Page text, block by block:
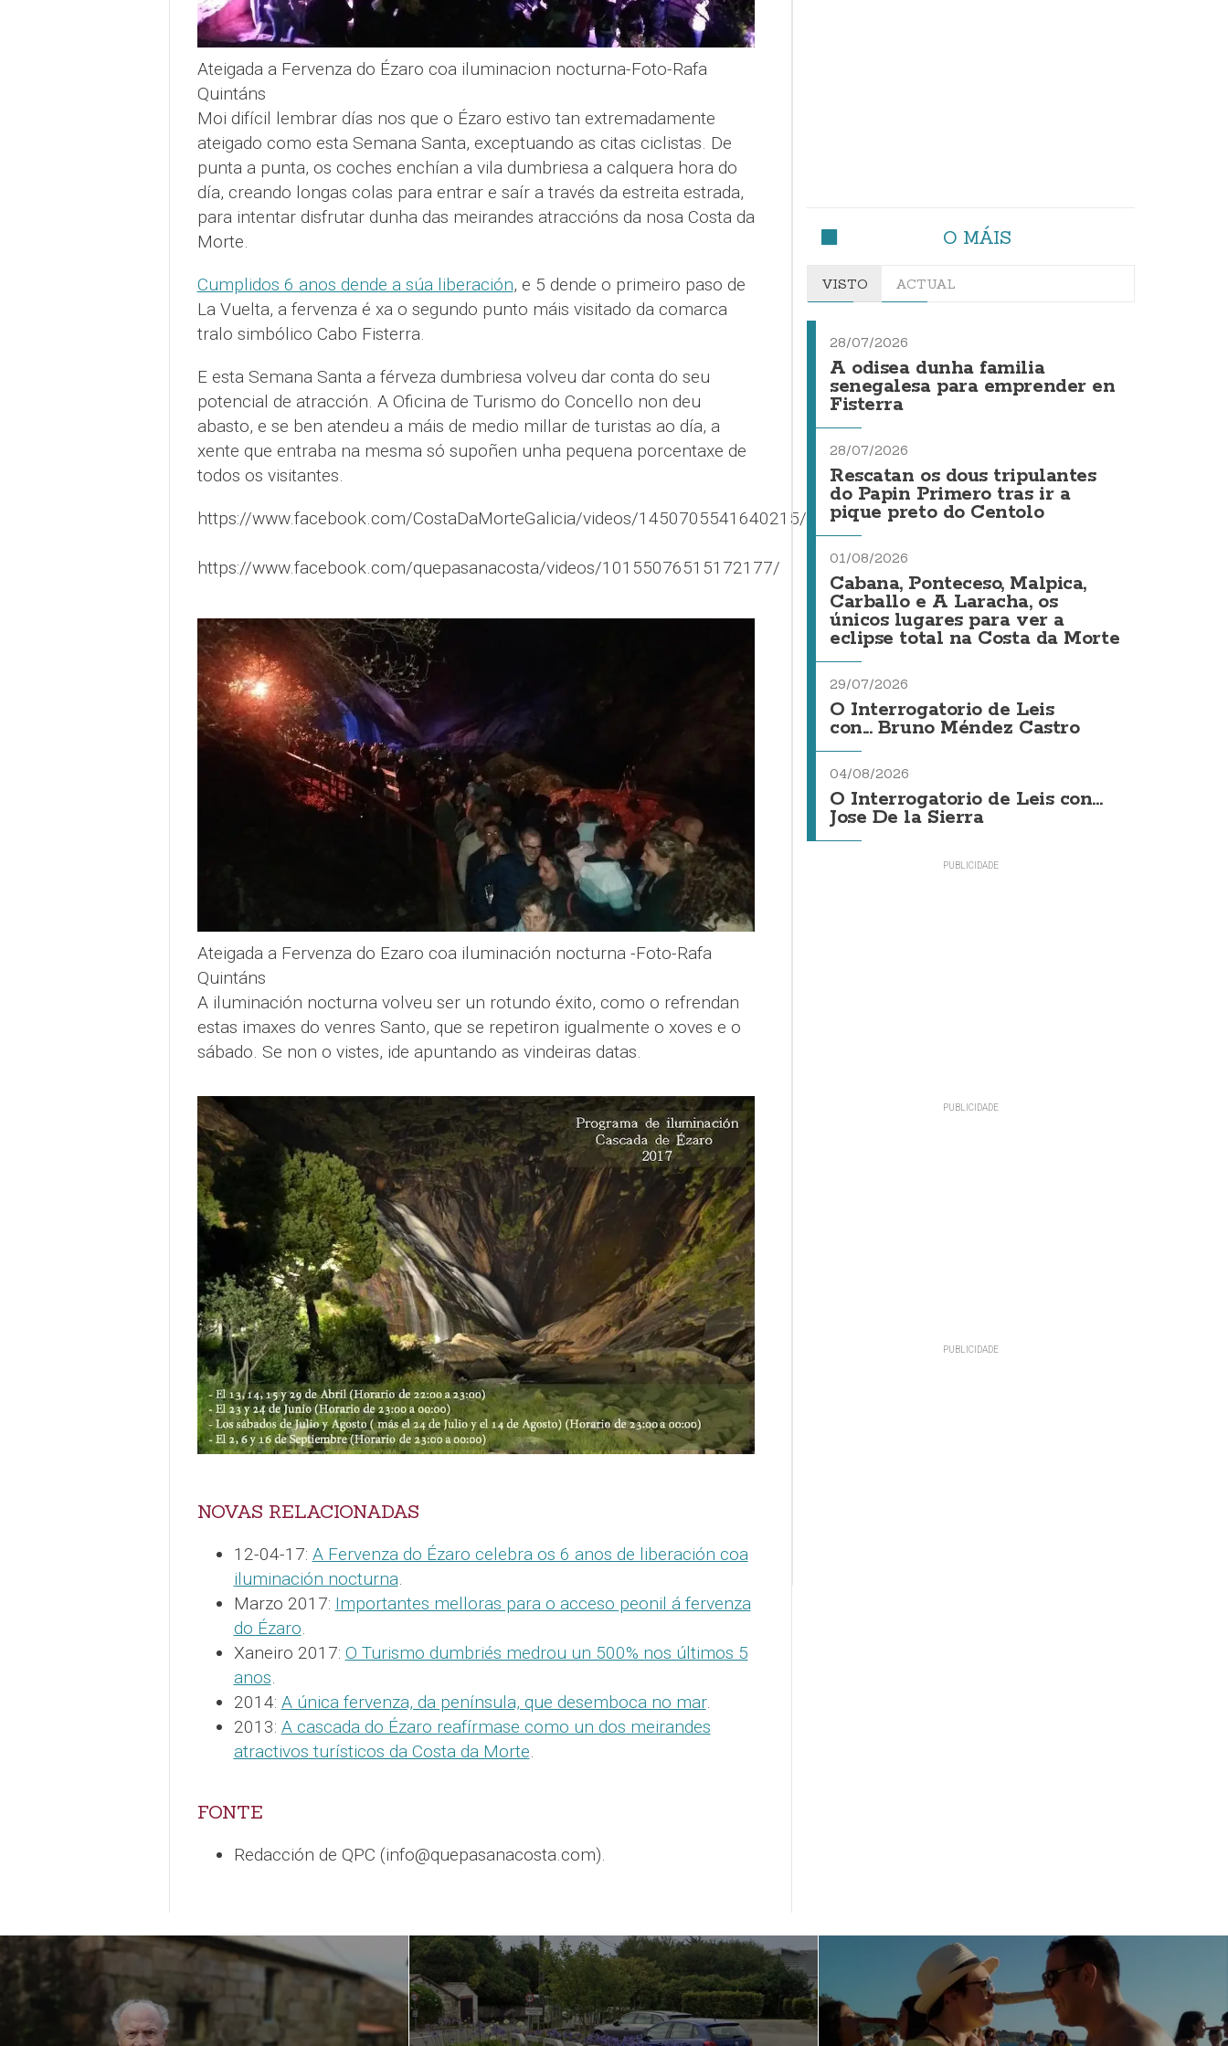
Ateigada a Fervenza do Ézaro coa iluminacion nocturna-Foto-Rafa
Quintáns
Moi difícil lembrar días nos que o Ézaro estivo tan extremadamente
ateigado como esta Semana Santa, exceptuando as citas ciclistas. De
punta a punta, os coches enchían a vila dumbriesa a calquera hora do
día, creando longas colas para entrar e saír a través da estreita estrada,
para intentar disfrutar dunha das meirandes atraccións da nosa Costa da
Morte.
Cumplidos 6 anos dende a súa liberación, e 5 dende o primeiro paso de
La Vuelta, a fervenza é xa o segundo punto máis visitado da comarca
tralo simbólico Cabo Fisterra.
E esta Semana Santa a férveza dumbriesa volveu dar conta do seu
potencial de atracción. A Oficina de Turismo do Concello non deu
abasto, e se ben atendeu a máis de medio millar de turistas ao día, a
xente que entraba na mesma só supoñen unha pequena porcentaxe de
todos os visitantes.
https://www.facebook.com/CostaDaMorteGalicia/videos/1450705541640215/
https://www.facebook.com/quepasanacosta/videos/10155076515172177/
Ateigada a Fervenza do Ezaro coa iluminación nocturna -Foto-Rafa
Quintáns
A iluminación nocturna volveu ser un rotundo éxito, como o refrendan
estas imaxes do venres Santo, que se repetiron igualmente o xoves e o
sábado. Se non o vistes, ide apuntando as vindeiras datas.
NOVAS RELACIONADAS
12-04-17: A Fervenza do Ézaro celebra os 6 anos de liberación coa
iluminación nocturna.
Marzo 2017: Importantes melloras para o acceso peonil á fervenza
do Ézaro.
Xaneiro 2017: O Turismo dumbriés medrou un 500% nos últimos 5
anos.
2014: A única fervenza, da península, que desemboca no mar.
2013: A cascada do Ézaro reafírmase como un dos meirandes
atractivos turísticos da Costa da Morte.
FONTE
Redacción de QPC (info@quepasanacosta.com).
O MÁIS
VISTO ACTUAL
28/07/2026
A odisea dunha familia
senegalesa para emprender en
Fisterra
28/07/2026
Rescatan os dous tripulantes
do Papin Primero tras ir a
pique preto do Centolo
01/08/2026
Cabana, Ponteceso, Malpica,
Carballo e A Laracha, os
únicos lugares para ver a
eclipse total na Costa da Morte
29/07/2026
O Interrogatorio de Leis
con... Bruno Méndez Castro
04/08/2026
O Interrogatorio de Leis con...
Jose De la Sierra